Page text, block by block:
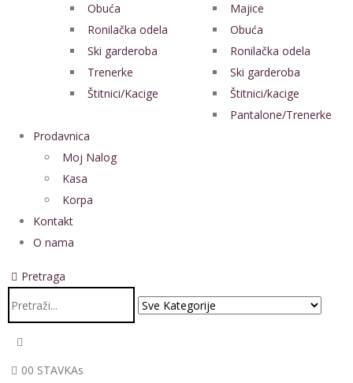
Obuća
Ronilačka odela
Ski garderoba
Trenerke
Štitnici/Kacige
Majice
Obuća
Ronilačka odela
Ski garderoba
Štitnici/kacige
Pantalone/Trenerke
Prodavnica
Moj Nalog
Kasa
Korpa
Kontakt
O nama
Pretraga
00 STAVKAs